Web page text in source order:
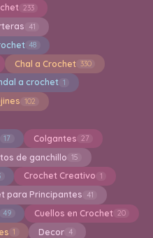
233
41
48
Chal a Crochet 330
a crochet 1
102
17 Colgantes 27
de ganchillo 15
Crochet Creativo 1
para Principantes 41
49 Cuellos en Crochet 20
1 Decor 4